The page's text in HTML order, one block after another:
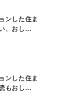
ンした住ま
、おし...
ンした住ま
もおし...